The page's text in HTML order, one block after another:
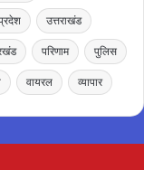
उत्तराखंड
परिणाम पुलिस
वायरल व्यापार